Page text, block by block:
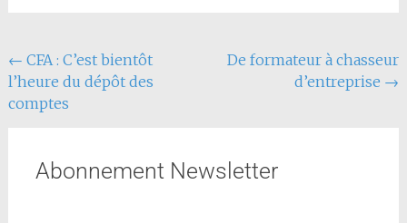
← CFA : C’est bientôt
l’heure du dépôt des
comptes
De formateur à chasseur
d’entreprise →
Abonnement Newsletter